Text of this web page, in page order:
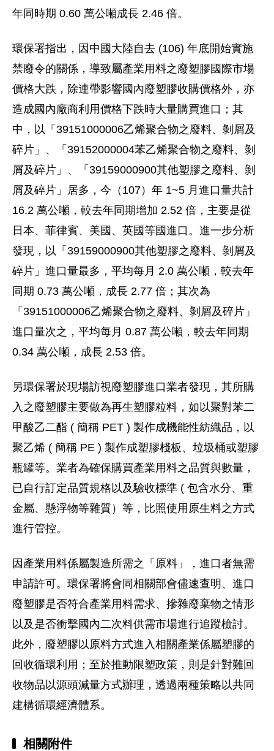
年同時期 0.60 萬公噸成長 2.46 倍。
環保署指出，因中國大陸自去 (106) 年底開始實施
禁廢令的關係，導致屬產業用料之廢塑膠國際市場
價格大跌，除連帶影響國內廢塑膠收購價格外，亦
造成國內廠商利用價格下跌時大量購買進口；其
中，以「‭39151000006‬乙烯聚合物之廢料、剝屑及
碎片」、「‭39152000004‬苯乙烯聚合物之廢料、剝
屑及碎片」、「‭39159000900‬其他塑膠之廢料、剝
屑及碎片」居多，今（107）年 1~5 月進口量共計
16.2 萬公噸，較去年同期增加 2.52 倍，主要是從
日本、菲律賓、美國、英國等國進口。進一步分析
發現，以「‭39159000900‬其他塑膠之廢料、剝屑及
碎片」進口量最多，平均每月 2.0 萬公噸，較去年
同期 0.73 萬公噸，成長 2.77 倍；其次為
「‭39151000006‬乙烯聚合物之廢料、剝屑及碎片」
進口量次之，平均每月 0.87 萬公噸，較去年同期
0.34 萬公噸，成長 2.53 倍。‬‬‬‬‬‬‬‬‬‬‬‬‬‬‬
另環保署於現場訪視廢塑膠進口業者發現，其所購
入之廢塑膠主要做為再生塑膠粒料，如以聚對苯二
甲酸乙二酯 ( 簡稱 PET ) 製作成機能性紡織品，以
聚乙烯 ( 簡稱 PE ) 製作成塑膠棧板、垃圾桶或塑膠
瓶罐等。業者為確保購買產業用料之品質與數量，
已自行訂定品質規格以及驗收標準 ( 包含水分、重
金屬、懸浮物等雜質）等，比照使用原生料之方式
進行管控。
因產業用料係屬製造所需之「原料」，進口者無需
申請許可。環保署將會同相關部會儘速查明、進口
廢塑膠是否符合產業用料需求、摻雜廢棄物之情形
以及是否衝擊國內二次料供需市場進行追蹤檢討。
此外，廢塑膠以原料方式進入相關產業係屬塑膠的
回收循環利用；至於推動限塑政策，則是針對難回
收物品以源頭減量方式辦理，透過兩種策略以共同
建構循環經濟體系。
相關附件